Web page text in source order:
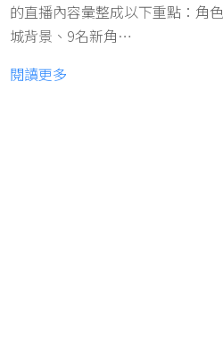
的直播內容彙整成以下重點：角
城背景、9名新角…
閱讀更多